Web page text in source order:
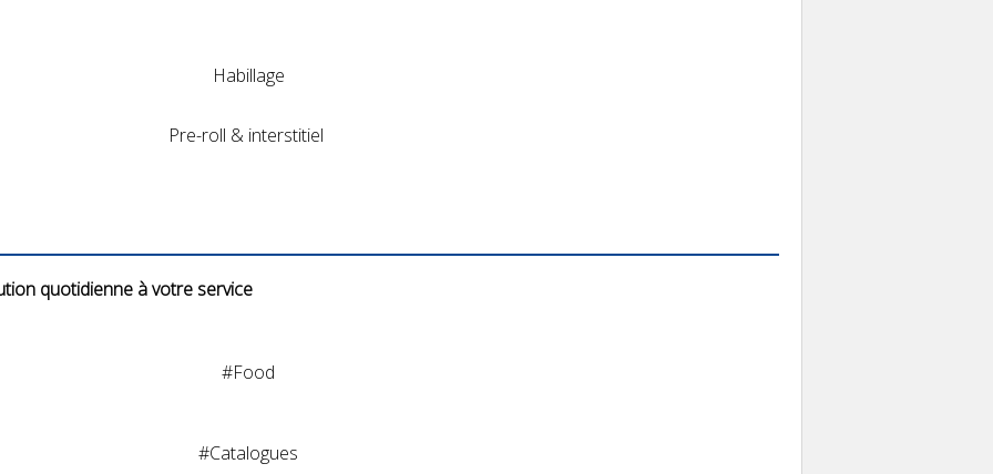
Habillage
Pre-roll & interstitiel
quotidienne à votre service
#Food
#Catalogues